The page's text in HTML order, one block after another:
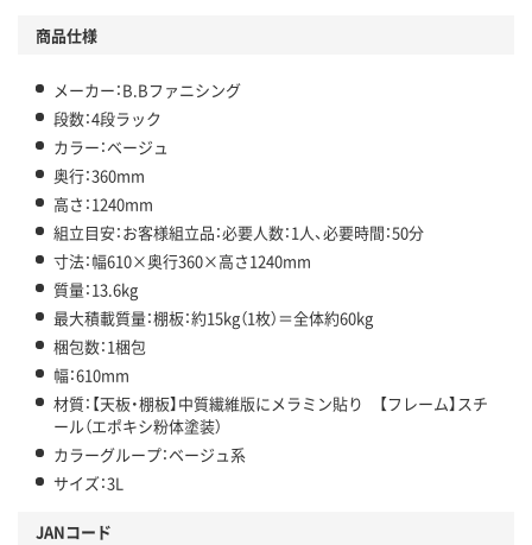
商品仕様
メーカー：B.Bファニシング
段数：4段ラック
カラー：ベージュ
奥行：360mm
高さ：1240mm
組立目安：お客様組立品：必要人数：1人、必要時間：50分
寸法：幅610×奥行360×高さ1240mm
質量：13.6kg
最大積載質量：棚板：約15kg（1枚）＝全体約60kg
梱包数：1梱包
幅：610mm
材質：【天板・棚板】中質繊維版にメラミン貼り 【フレーム】スチ
ール（エポキシ粉体塗装）
カラーグループ：ベージュ系
サイズ：3L
JANコード